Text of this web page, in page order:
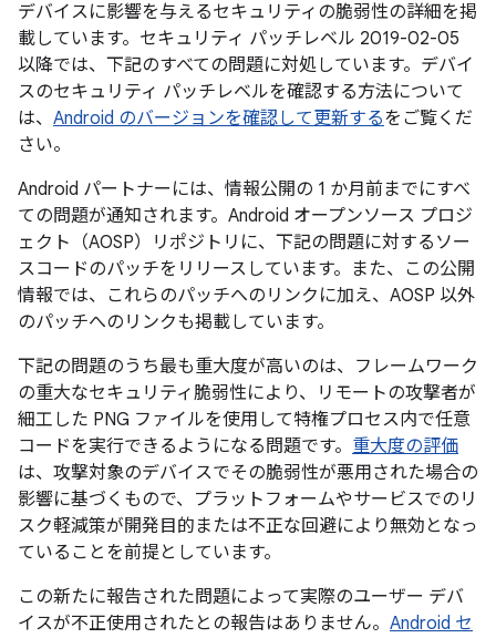
デバイスに影響を与えるセキュリティの脆弱性の詳細を掲
載しています。セキュリティ パッチレベル 2019-02-05
以降では、下記のすべての問題に対処しています。デバイ
スのセキュリティ パッチレベルを確認する方法について
は、 Android のバージョンを確認して更新するをご覧くだ
さい。
Android パートナーには、情報公開の 1 か月前までにすべ
ての問題が通知されます。Android オープンソース プロジ
ェクト（AOSP）リポジトリに、下記の問題に対するソー
スコードのパッチをリリースしています。また、この公開
情報では、これらのパッチへのリンクに加え、AOSP 以外
のパッチへのリンクも掲載しています。
下記の問題のうち最も重大度が高いのは、フレームワーク
の重大なセキュリティ脆弱性により、リモートの攻撃者が
細工した PNG ファイルを使用して特権プロセス内で任意
コードを実行できるようになる問題です。 重大度の評価
は、攻撃対象のデバイスでその脆弱性が悪用された場合の
影響に基づくもので、プラットフォームやサービスでのリ
スク軽減策が開発目的または不正な回避により無効となっ
ていることを前提としています。
この新たに報告された問題によって実際のユーザー デバ
イスが不正使用されたとの報告はありません。 Android セ